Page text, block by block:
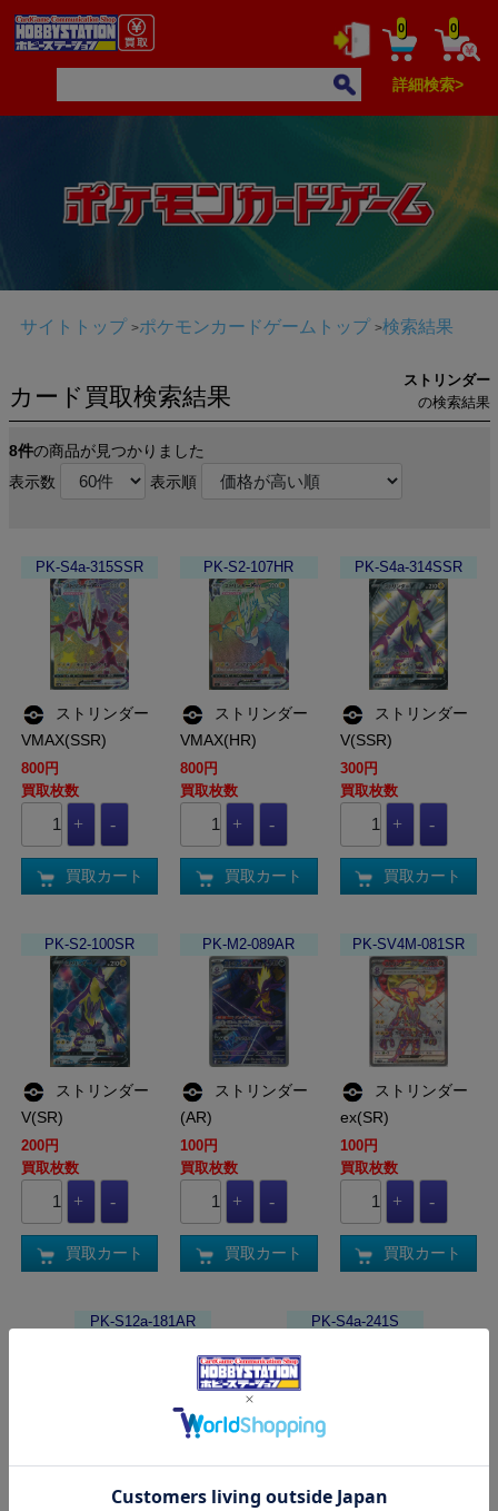
0 0
詳細検索>
サイトトップ ポケモンカードゲームトップ 検索結果
ストリンダー
の検索結果
カード買取検索結果
8件の商品が見つかりました
表示数
表示順
PK-S4a-315SSR
VMAX(SSR)
800円
買取枚数
買取カート
PK-S2-107HR
VMAX(HR)
800円
買取枚数
買取カート
PK-S4a-314SSR
V(SSR)
300円
買取枚数
買取カート
PK-S2-100SR
V(SR)
200円
買取枚数
買取カート
PK-M2-089AR
(AR)
100円
買取枚数
買取カート
PK-SV4M-081SR
ex(SR)
100円
買取枚数
買取カート
PK-S12a-181AR
ストリンダー
PK-S4a-241S
ストリンダー
(S)